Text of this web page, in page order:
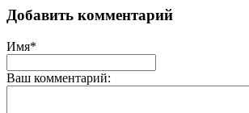
Добавить комментарий
Имя*
Ваш комментарий: